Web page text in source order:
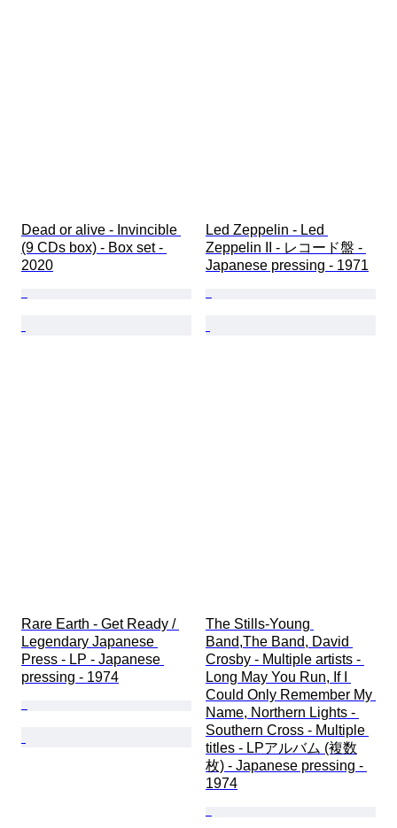
Dead or alive - Invincible
(9 CDs box) - Box set -
2020
Led Zeppelin - Led
Zeppelin II - レコード盤 -
Japanese pressing - 1971
Rare Earth - Get Ready /
Legendary Japanese
Press - LP - Japanese
pressing - 1974
The Stills-Young
Band,The Band, David
Crosby - Multiple artists -
Long May You Run, If I
Could Only Remember My
Name, Northern Lights -
Southern Cross - Multiple
titles - LPアルバム (複数
枚) - Japanese pressing -
1974